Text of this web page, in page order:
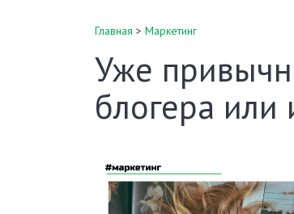
Главная > Маркетинг
Уже
блогера